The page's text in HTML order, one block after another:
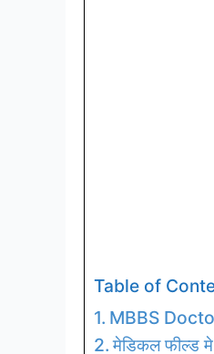
Table of
MBBS
मेडिकल फील्ड मे